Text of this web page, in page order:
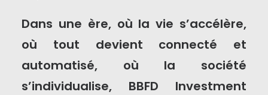
Dans une ère, où la vie s’accélère,
où tout devient connecté et
automatisé, où la société
s’individualise, BBFD Investment